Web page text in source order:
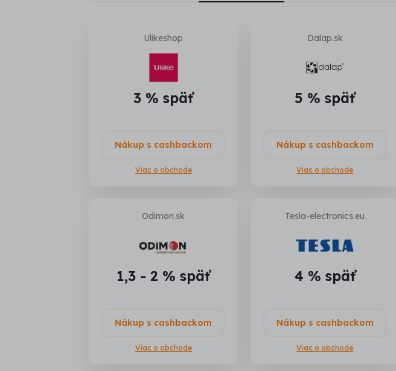
Ulikeshop
3 % späť
Nákup s cashbackom
Viac o obchode
Dalap.sk
5 % späť
Nákup s cashbackom
Viac o obchode
Odimon.sk
1,3 - 2 % späť
Nákup s cashbackom
Viac o obchode
Tesla-electronics.eu
4 % späť
Nákup s cashbackom
Viac o obchode